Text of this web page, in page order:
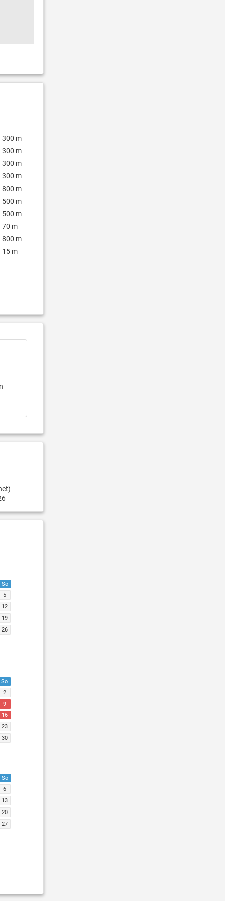
300 m
300 m
300 m
300 m
800 m
500 m
500 m
70 m
800 m
15 m
So
5
12
19
26
So
2
9
16
23
30
So
6
13
20
27